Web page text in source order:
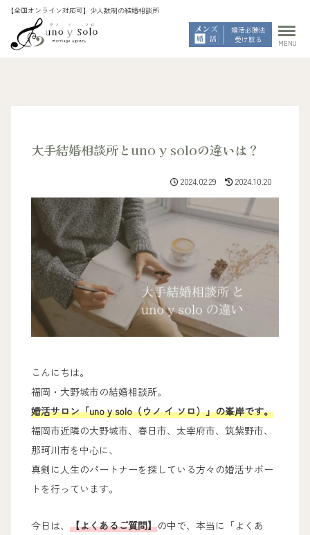
婚活必勝法
受け取る
大手結婚相談所とuno y soloの違いは？
2024.02.29 2024.10.20
こんにちは。
福岡・大野城市の結婚相談所。
婚活サロン「uno y solo（ウノ イ ソロ）」の峯岸です。
福岡市近隣の大野城市、春日市、太宰府市、筑紫野市、
那珂川市を中心に、
真剣に人生のパートナーを探している方々の婚活サポー
トを行っています。
今日は、【よくあるご質問】の中で、本当に「よくあ
MENU